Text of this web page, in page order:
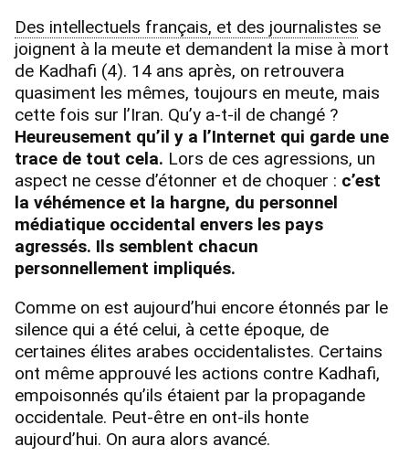
Des intellectuels français, et des journalistes se
joignent à la meute et demandent la mise à mort
de Kadhafi (4). 14 ans après, on retrouvera
quasiment les mêmes, toujours en meute, mais
cette fois sur l’Iran. Qu’y a-t-il de changé ?
Heureusement qu’il y a l’Internet qui garde une
trace de tout cela. Lors de ces agressions, un
aspect ne cesse d’étonner et de choquer : c’est
la véhémence et la hargne, du personnel
médiatique occidental envers les pays
agressés. Ils semblent chacun
personnellement impliqués.
Comme on est aujourd’hui encore étonnés par le
silence qui a été celui, à cette époque, de
certaines élites arabes occidentalistes. Certains
ont même approuvé les actions contre Kadhafi,
empoisonnés qu’ils étaient par la propagande
occidentale. Peut-être en ont-ils honte
aujourd’hui. On aura alors avancé.